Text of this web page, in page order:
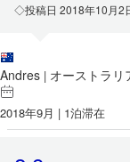
◇投稿日 2018年10月2
Andres | オーストラリ
2018年9月 | 1泊滞在